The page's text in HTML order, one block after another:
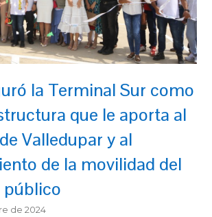
la Terminal Sur como
que le aporta al
Valledupar y al
de la movilidad del
de 2024